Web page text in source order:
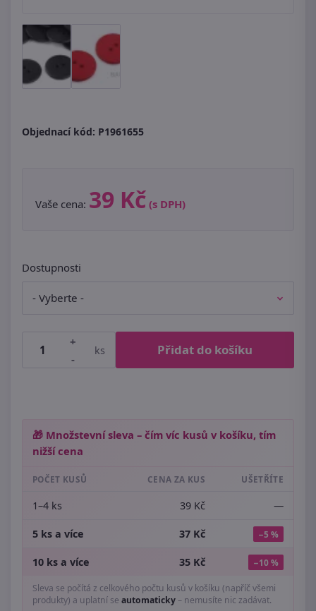
Objednací kód: P1961655
Vaše cena: 39 Kč (s DPH)
Dostupnosti
+
-
ks Přidat do košíku
🎁 Množstevní sleva – čím víc kusů v košíku, tím
nižší cena
POČET KUSŮ CENA ZA KUS UŠETŘÍTE
1–4 ks 39 Kč —
5 ks a více 37 Kč −5 %
10 ks a více 35 Kč −10 %
Sleva se počítá z celkového počtu kusů v košíku (napříč všemi
produkty) a uplatní se automaticky– nemusíte nic zadávat.